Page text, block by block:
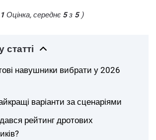
1 Оцінка, середнє 5з 5)
навушники вибрати у 2026
варіанти за сценаріями
рейтинг дротових